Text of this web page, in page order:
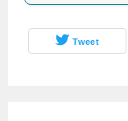
Tweet